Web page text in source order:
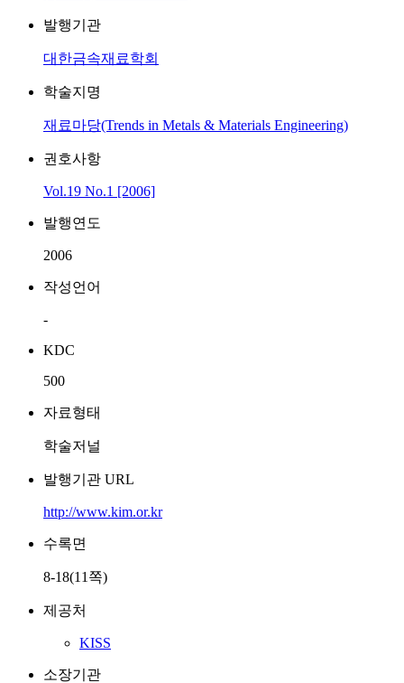
발행기관
대한금속재료학회
학술지명
재료마당(Trends in Metals & Materials Engineering)
권호사항
Vol.19 No.1 [2006]
발행연도
2006
작성언어
-
KDC
500
자료형태
학술저널
발행기관 URL
http://www.kim.or.kr
수록면
8-18(11쪽)
제공처
KISS
소장기관